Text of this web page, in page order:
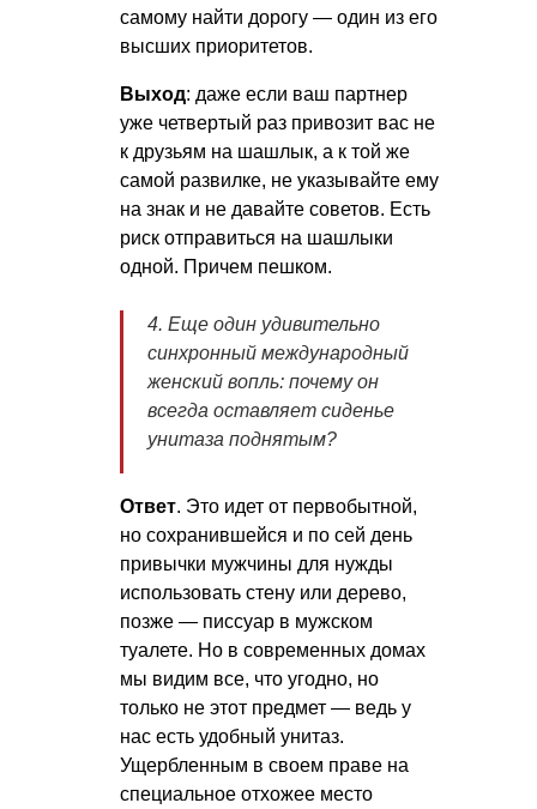
самому найти дорогу — один из его
высших приоритетов.
Выход: даже если ваш партнер
уже четвертый раз привозит вас не
к друзьям на шашлык, а к той же
самой развилке, не указывайте ему
на знак и не давайте советов. Есть
риск отправиться на шашлыки
одной. Причем пешком.
4. Еще один удивительно
синхронный международный
женский вопль: почему он
всегда оставляет сиденье
унитаза поднятым?
Ответ. Это идет от первобытной,
но сохранившейся и по сей день
привычки мужчины для нужды
использовать стену или дерево,
позже — писсуар в мужском
туалете. Но в современных домах
мы видим все, что угодно, но
только не этот предмет — ведь у
нас есть удобный унитаз.
Ущербленным в своем праве на
специальное отхожее место